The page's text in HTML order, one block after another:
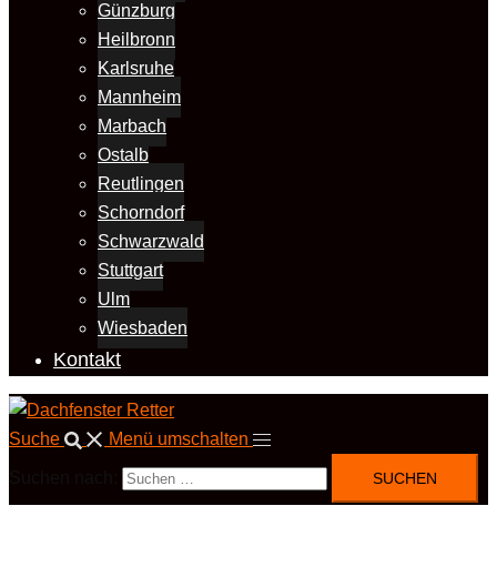
Günzburg
Heilbronn
Karlsruhe
Mannheim
Marbach
Ostalb
Reutlingen
Schorndorf
Schwarzwald
Stuttgart
Ulm
Wiesbaden
Kontakt
Suche Menü umschalten